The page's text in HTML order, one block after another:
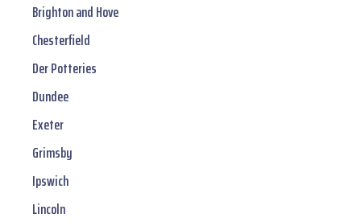
Brighton and Hove
Chesterfield
Der Potteries
Dundee
Exeter
Grimsby
Ipswich
Lincoln